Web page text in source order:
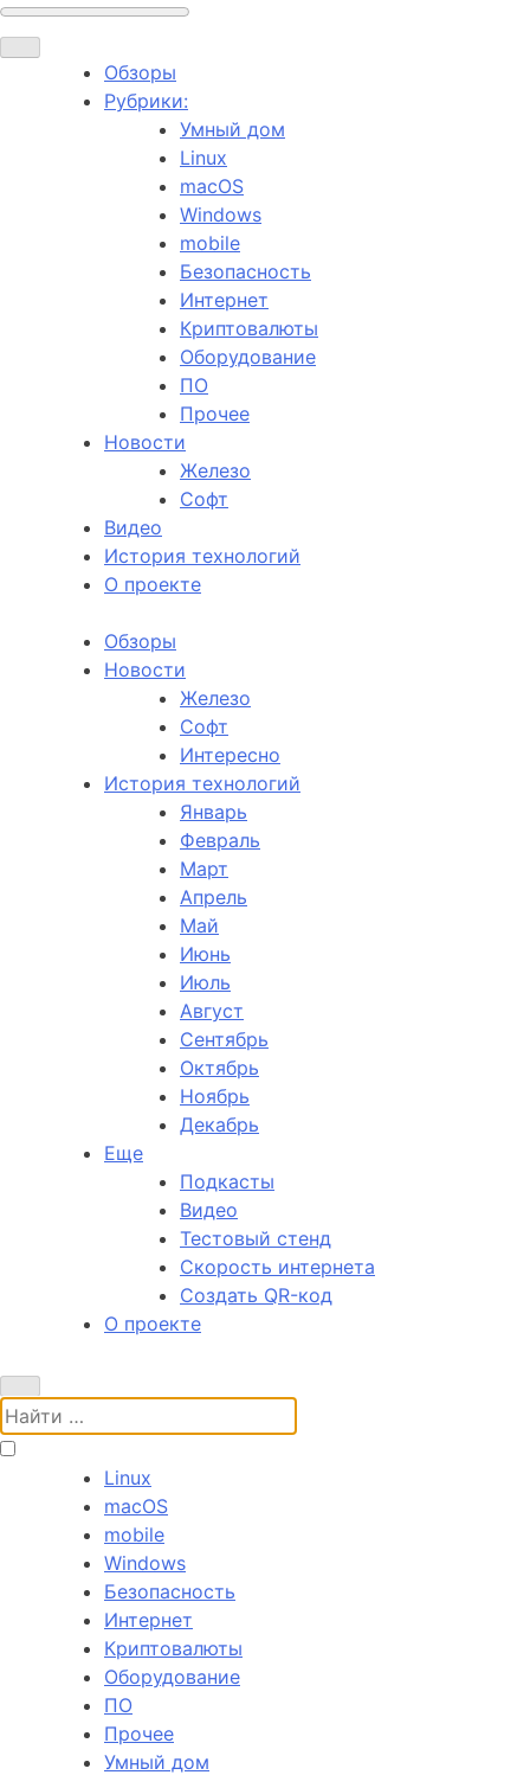
Обзоры
Рубрики:
Умный дом
Linux
macOS
Windows
mobile
Безопасность
Интернет
Криптовалюты
Оборудование
ПО
Прочее
Новости
Железо
Софт
Видео
История технологий
О проекте
Обзоры
Новости
Железо
Софт
Интересно
История технологий
Январь
Февраль
Март
Апрель
Май
Июнь
Июль
Август
Сентябрь
Октябрь
Ноябрь
Декабрь
Еще
Подкасты
Видео
Тестовый стенд
Скорость интернета
Создать QR-код
О проекте
Поиск:
Linux
macOS
mobile
Windows
Безопасность
Интернет
Криптовалюты
Оборудование
ПО
Прочее
Умный дом